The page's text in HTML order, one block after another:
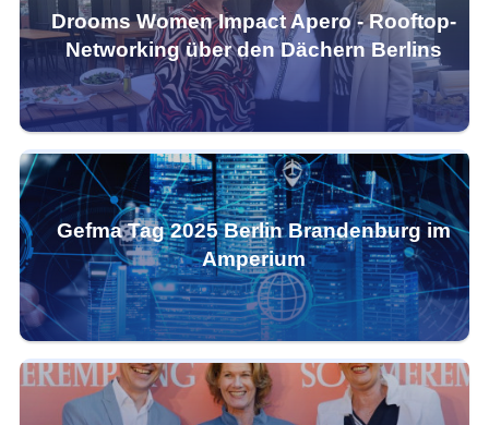
Drooms Women Impact Apero - Rooftop-
Networking über den Dächern Berlins
Gefma Tag 2025 Berlin Brandenburg im
Amperium